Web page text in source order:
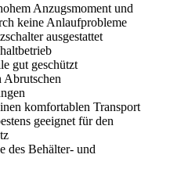
Anzugsmoment und
keine Anlaufprobleme
ausgestattet
gut geschützt
Abrutschen
komfortablen Transport
geeignet für den
des Behälter- und